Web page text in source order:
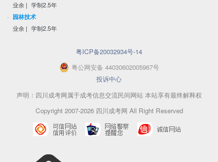
业余 | 学制2.5年
· 园林技术
业余 | 学制2.5年
粤ICP备20032934号-14
粤公网安备 44030602005967号
投诉中心
声明：四川成考网属于成考信息交流民间网站 本站享有最终解释权
Copyright 2007-2026 四川成考网 All Right Reserved